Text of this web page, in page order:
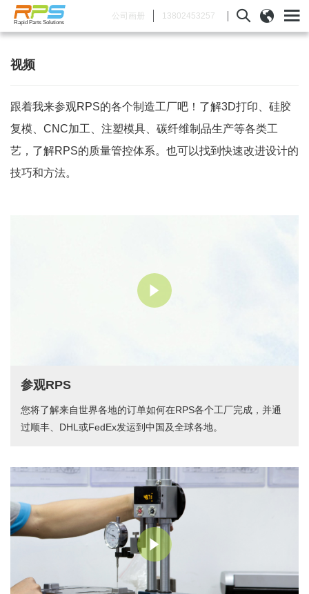
Rapid Parts Solutions
公司画册 13802453257
视频
跟着我来参观RPS的各个制造工厂吧！了解3D打印、硅胶
复模、CNC加工、注塑模具、碳纤维制品生产等各类工
艺，了解RPS的质量管控体系。也可以找到快速改进设计的
技巧和方法。
参观RPS
您将了解来自世界各地的订单如何在RPS各个工厂完成，并通
过顺丰、DHL或FedEx发运到中国及全球各地。